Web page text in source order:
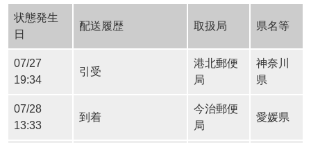
状態発生
日
配送履歴 取扱局 県名等
07/27
19:34
引受
港北郵便
局
神奈川
県
07/28
13:33
到着
今治郵便
局
愛媛県